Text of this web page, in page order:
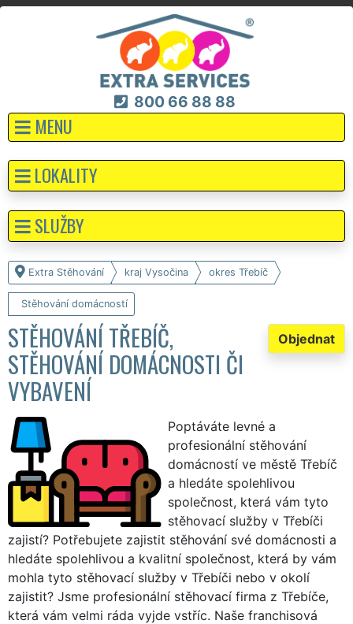
800 66 88 88
MENU
Extra Stěhování kraj Vysočina okres Třebíč
Stěhování domácností
Objednat
STĚHOVÁNÍ TŘEBÍČ,
STĚHOVÁNÍ DOMÁCNOSTI ČI
VYBAVENÍ
Poptáváte levné a
profesionální stěhování
domácností ve městě Třebíč
a hledáte spolehlivou
společnost, která vám tyto
stěhovací služby v Třebíči
zajistí? Potřebujete zajistit stěhování své domácnosti a
hledáte spolehlivou a kvalitní společnost, která by vám
mohla tyto stěhovací služby v Třebíči nebo v okolí
zajistit? Jsme profesionální stěhovací firma z Třebíče,
která vám velmi ráda vyjde vstříc. Naše franchisová
LOKALITY
SLUŽBY